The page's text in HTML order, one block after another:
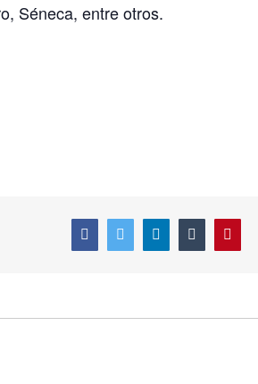
Séneca, entre otros.
FacebookTwitter LinkedInTumblr